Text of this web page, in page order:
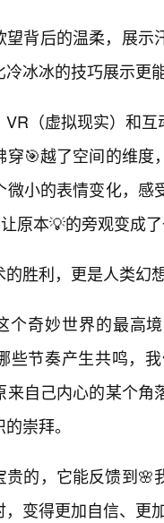
望背后的温柔，展
冰冰的技巧展示更
VR（虚拟现实）和
穿🎯越了空间的维
微小的表情变化，
原本💡的旁观变成
的胜利，更是人类幻
个奇妙世界的最高
些节奏产生共鸣，
来自己内心的某个
崇拜。
贵的，它能反馈到🌸
变得更加自信、更